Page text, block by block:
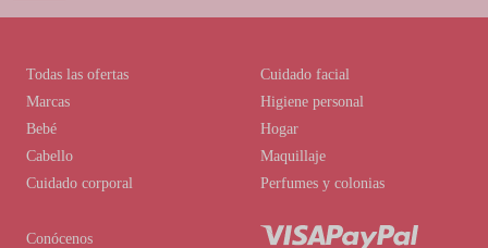
Conócenos
Todas las ofertas
Marcas
Bebé
Cabello
Cuidado corporal
Cuidado facial
Higiene personal
Hogar
Maquillaje
Perfumes y colonias